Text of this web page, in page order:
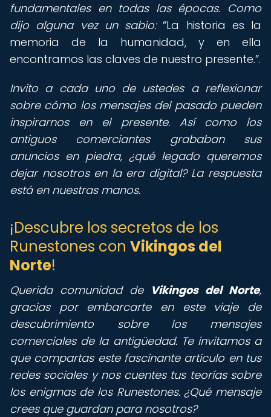
fundamentales en todas las épocas. Como
dijo alguna vez un sabio: La historia es la
memoria de la humanidad, y en ella
encontramos las claves de nuestro presente. .
Invito a cada uno de ustedes a reflexionar
sobre cómo los mensajes del pasado pueden
inspirarnos en el presente. Así como los
antiguos comerciantes grababan sus
anuncios en piedra, ¿qué legado queremos
dejar nosotros en la era digital? La respuesta
está en nuestras manos.
¡Descubre los secretos de los
Runestones con Vikingos del
Norte!
Querida comunidad de Vikingos del Norte,
gracias por embarcarte en este viaje de
descubrimiento sobre los mensajes
comerciales de la antigüedad. Te invitamos a
que compartas este fascinante artículo en tus
redes sociales y nos cuentes tus teorías sobre
los enigmas de los Runestones. ¿Qué mensaje
crees que guardan para nosotros?